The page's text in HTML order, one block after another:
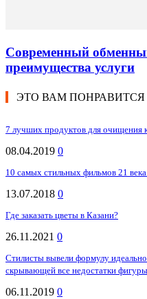
Современный
преимущества услуги
ЭТО ВАМ ПОНРАВИТСЯ
7 лучших продуктов для очищения
08.04.2019 0
10 самых стильных фильмов 21
13.07.2018 0
Где заказать цветы в Казани?
26.11.2021 0
Стилисты вывели формулу
скрывающей все недостатки фигуры
06.11.2019 0